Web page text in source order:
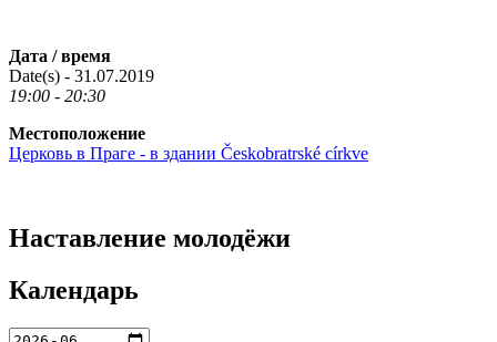
Дата / время
Date(s) - 31.07.2019
19:00 - 20:30
Местоположение
Церковь в Праге - в здании Českobratrské církve
Наставление молодёжи
Календарь